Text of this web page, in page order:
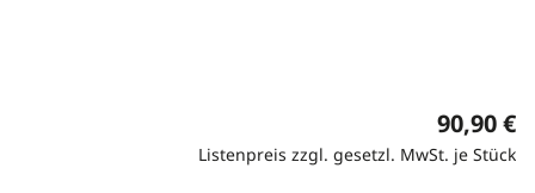
90,90 €
Listenpreis zzgl. gesetzl. MwSt. je Stück